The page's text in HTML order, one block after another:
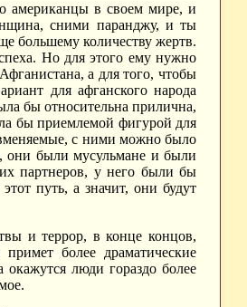
американцы в своем мире, и
сними паранджу, и ты
большему количеству жертв.
Но для этого ему нужно
а для того, чтобы
для афганского народа
бы относительна прилична,
бы приемлемой фигурой для
с ними можно было
они были мусульмане и были
партнеров, у него были бы
путь, а значит, они будут
и террор, в конце концов,
более драматические
окажутся люди гораздо более